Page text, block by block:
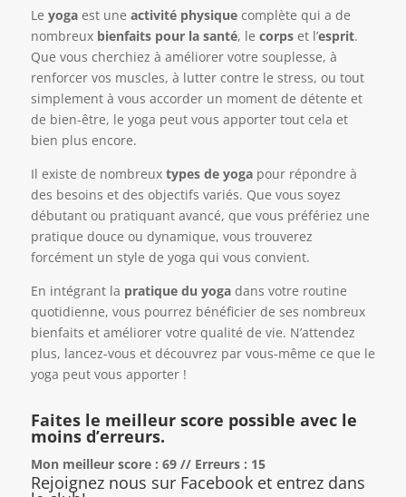
Le yogaest une activité physiquecomplète qui a de
nombreux bienfaits pour la santé, le corpset l’esprit.
Que vous cherchiez à améliorer votre souplesse, à
renforcer vos muscles, à lutter contre le stress, ou tout
simplement à vous accorder un moment de détente et
de bien-être, le yoga peut vous apporter tout cela et
bien plus encore.
Il existe de nombreux types de yogapour répondre à
des besoins et des objectifs variés. Que vous soyez
débutant ou pratiquant avancé, que vous préfériez une
pratique douce ou dynamique, vous trouverez
forcément un style de yoga qui vous convient.
En intégrant la pratique du yogadans votre routine
quotidienne, vous pourrez bénéficier de ses nombreux
bienfaits et améliorer votre qualité de vie. N’attendez
plus, lancez-vous et découvrez par vous-même ce que le
yoga peut vous apporter !
Faites le meilleur score possible avec le
moins d’erreurs.
Mon meilleur score : 69 // Erreurs : 15
Rejoignez nous sur Facebook et entrez dans